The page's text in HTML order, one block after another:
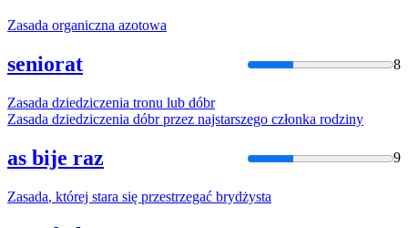
Zasada organiczna azotowa
seniorat 8
Zasada dziedziczenia tronu lub dóbr
Zasada dziedziczenia dóbr przez najstarszego członka rodziny
as bije raz 9
Zasada, której stara się przestrzegać brydżysta